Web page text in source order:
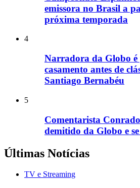
emissora no Brasil a
próxima temporada
4
Narradora da Globo é
casamento antes de
Santiago Bernabéu
5
Comentarista
demitido da Globo e
Últimas Notícias
TV e Streaming